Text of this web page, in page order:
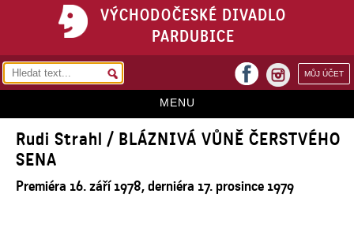
VÝCHODOČESKÉ DIVADLO
PARDUBICE
MŮJ ÚČET
facebook
MENU
HOME
REPERTOÁR
Rudi Strahl / BLÁZNIVÁ VŮNĚ ČERSTVÉHO
SENA
Premiéra 16. září 1978, derniéra 17. prosince 1979